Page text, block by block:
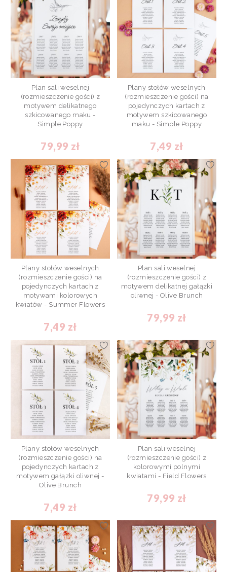
Plan sali weselnej
(rozmieszczenie gości) z
motywem delikatnego
szkicowanego maku -
Simple Poppy
79,99 zł
Plany stołów weselnych
(rozmieszczenie gości) na
pojedynczych kartach z
motywem szkicowanego
maku - Simple Poppy
7,49 zł
Plany stołów weselnych
(rozmieszczenie gości) na
pojedynczych kartach z
motywami kolorowych
kwiatów - Summer Flowers
7,49 zł
Plan sali weselnej
(rozmieszczenie gości) z
motywem delikatnej gałązki
oliwnej - Olive Brunch
79,99 zł
Plany stołów weselnych
(rozmieszczenie gości) na
pojedynczych kartach z
motywem gałązki oliwnej -
Olive Brunch
7,49 zł
Plan sali weselnej
(rozmieszczenie gości) z
kolorowymi polnymi
kwiatami - Field Flowers
79,99 zł